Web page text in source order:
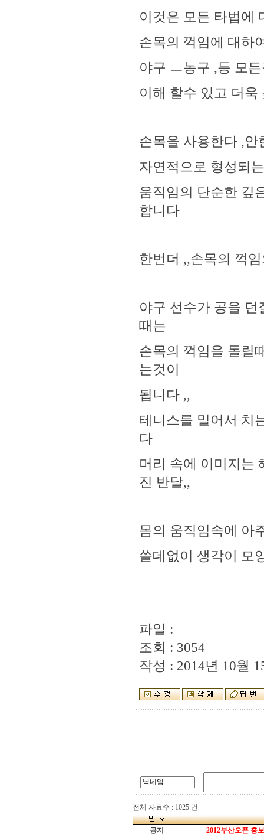
이것은 모든 타법에
손목의 꺽임에 대하
야구 ㅡ농구 ,등 모
이해 할수 있고 더
손목을 사용한다 ,
자연적으로 형성되
움직임의 단순한 깊
합니다
한번더 ,,손목의 꺽
야구 선수가 공을
때는
손목의 꺽임을 돌릴
는것이
됩니다 ,,
테니스를 밀어서 치
다
머리 속에 이미지는
진 반달,,
몸의 움직임속에 아
쓸데없이 생각이 모
파일 :
조회 : 3054
작성 : 2014년 10월
전체 자료수 : 1025 건
공지
2012부산오픈 홍